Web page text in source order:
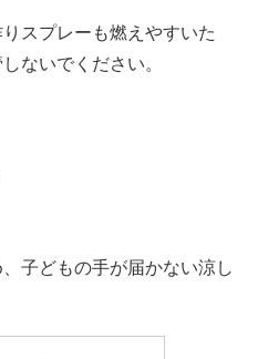
スプレーも燃えやすいた
ないでください。
子どもの手が届かない涼し